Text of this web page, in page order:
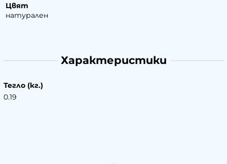
Цвят
натурален
Характеристики
Тегло (кг.)
0.19